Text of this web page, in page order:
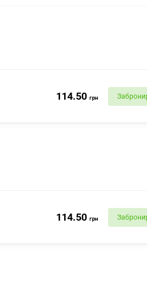
114.50 грн
114.50 грн